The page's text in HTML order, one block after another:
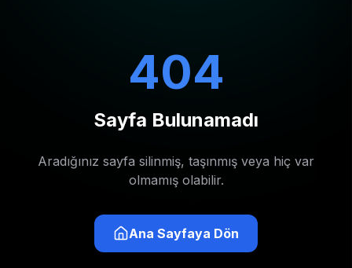
404
Sayfa Bulunamadı
Aradığınız sayfa silinmiş, taşınmış veya hiç var
olmamış olabilir.
Ana Sayfaya Dön